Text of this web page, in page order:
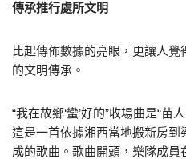
傳承推行處所文明
比起傳佈數據的亮眼，更讓人覺
的文明傳承。
“我在故鄉‘蠻’好的”收場曲是“苗
這是一首依據湘西當地搬新房
成的歌曲。歌曲開頭，樂隊成員